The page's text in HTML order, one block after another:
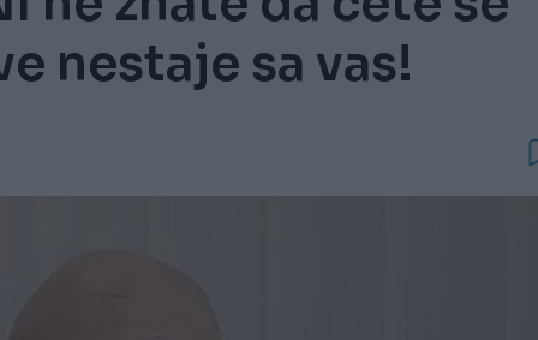
nestaje sa vas!